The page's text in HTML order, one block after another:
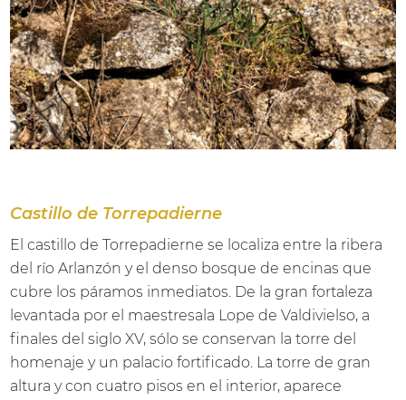
Castillo de Torrepadierne
El castillo de Torrepadierne se localiza entre la ribera
del río Arlanzón y el denso bosque de encinas que
cubre los páramos inmediatos. De la gran fortaleza
levantada por el maestresala Lope de Valdivielso, a
finales del siglo XV, sólo se conservan la torre del
homenaje y un palacio fortificado. La torre de gran
altura y con cuatro pisos en el interior, aparece